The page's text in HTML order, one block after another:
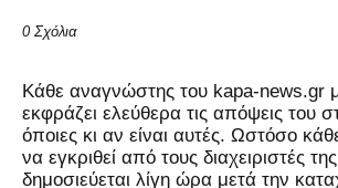
0 Σχόλια
Kάθε αναγνώστης του kapa-news.gr
εκφράζει ελεύθερα τις απόψεις του
όποιες κι αν είναι αυτές. Ωστόσο
να εγκριθεί από τους διαχειριστές
δημοσιεύεται λίγη ώρα μετά την